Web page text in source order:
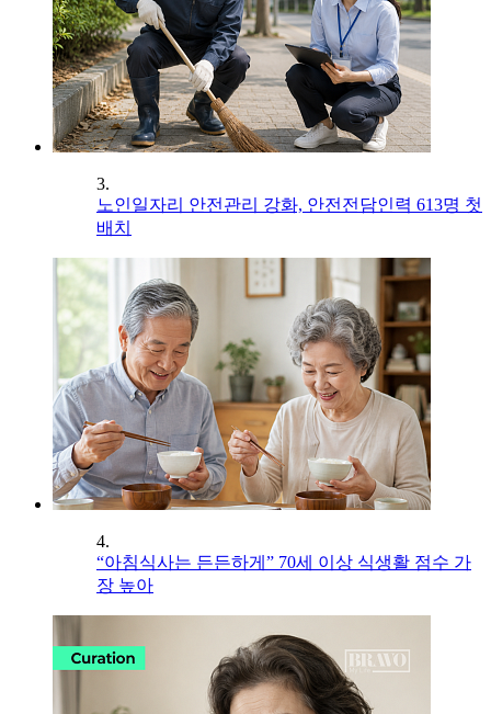
3.
노인일자리 안전관리 강화, 안전전담인력 613명 첫
배치
4.
“아침식사는 든든하게” 70세 이상 식생활 점수 가
장 높아